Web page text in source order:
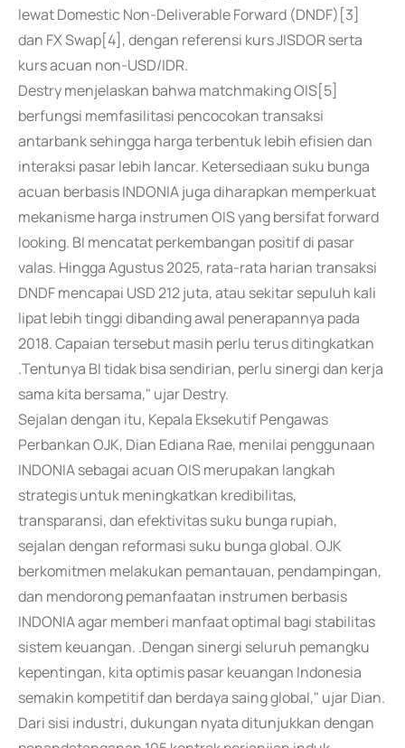
lewat Domestic Non-Deliverable Forward (DNDF)[3]
dan FX Swap[4], dengan referensi kurs JISDOR serta
kurs acuan non-USD/IDR.
Destry menjelaskan bahwa matchmaking OIS[5]
berfungsi memfasilitasi pencocokan transaksi
antarbank sehingga harga terbentuk lebih efisien dan
interaksi pasar lebih lancar. Ketersediaan suku bunga
acuan berbasis INDONIA juga diharapkan memperkuat
mekanisme harga instrumen OIS yang bersifat forward
looking. BI mencatat perkembangan positif di pasar
valas. Hingga Agustus 2025, rata-rata harian transaksi
DNDF mencapai USD 212 juta, atau sekitar sepuluh kali
lipat lebih tinggi dibanding awal penerapannya pada
2018. Capaian tersebut masih perlu terus ditingkatkan
.Tentunya BI tidak bisa sendirian, perlu sinergi dan kerja
sama kita bersama," ujar Destry.
Sejalan dengan itu, Kepala Eksekutif Pengawas
Perbankan OJK, Dian Ediana Rae, menilai penggunaan
INDONIA sebagai acuan OIS merupakan langkah
strategis untuk meningkatkan kredibilitas,
transparansi, dan efektivitas suku bunga rupiah,
sejalan dengan reformasi suku bunga global. OJK
berkomitmen melakukan pemantauan, pendampingan,
dan mendorong pemanfaatan instrumen berbasis
INDONIA agar memberi manfaat optimal bagi stabilitas
sistem keuangan. .Dengan sinergi seluruh pemangku
kepentingan, kita optimis pasar keuangan Indonesia
semakin kompetitif dan berdaya saing global," ujar Dian.
Dari sisi industri, dukungan nyata ditunjukkan dengan